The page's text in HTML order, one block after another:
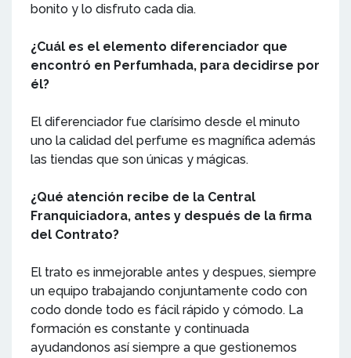
bonito y lo disfruto cada dia.
¿Cuál es el elemento diferenciador que
encontró en Perfumhada, para decidirse por
él?
El diferenciador fue clarísimo desde el minuto
uno la calidad del perfume es magnífica además
las tiendas que son únicas y mágicas.
¿Qué atención recibe de la Central
Franquiciadora, antes y después de la firma
del Contrato?
El trato es inmejorable antes y despues, siempre
un equipo trabajando conjuntamente codo con
codo donde todo es fácil rápido y cómodo. La
formación es constante y continuada
ayudandonos así siempre a que gestionemos